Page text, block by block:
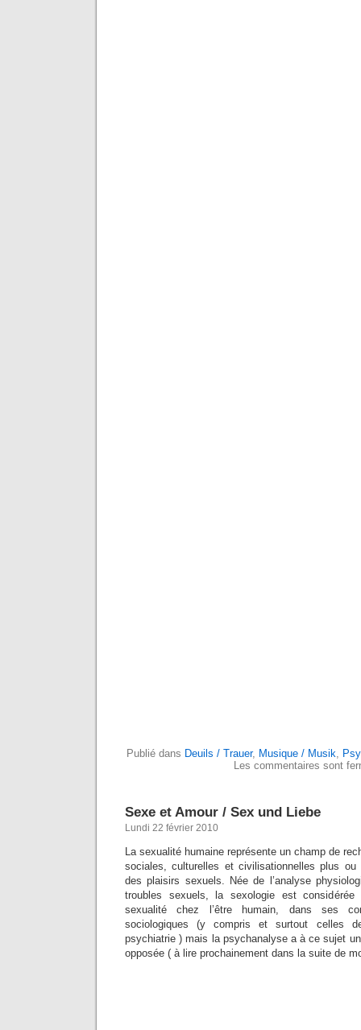
Publié dans Deuils / Trauer, Musique / Musik,
Les commentaires sont
Sexe et Amour / Sex und Liebe
Lundi 22 février 2010
La sexualité humaine représente un champ de
sociales, culturelles et civilisationnelles plus
des plaisirs sexuels. Née de l’analyse
troubles sexuels, la sexologie est
sexualité chez l’être humain, dans ses
sociologiques (y compris et surtout celles
psychiatrie ) mais la psychanalyse a à ce sujet
opposée ( à lire prochainement dans la suite de